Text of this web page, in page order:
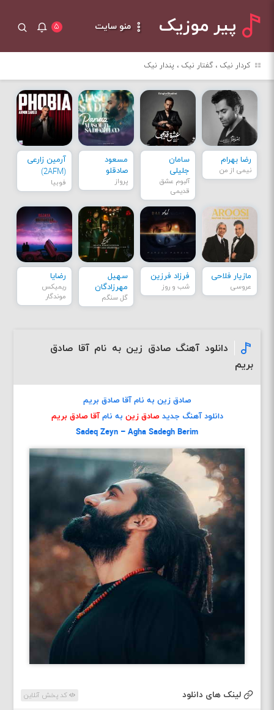
پیر موزیک منو سایت ۵
کردار نیک ، گفتار نیک ، پندار نیک
رضا بهرام
نیمی از من
سامان
جلیلی
آلبوم عشق
قدیمی
مسعود
صادقلو
پرواز
آرمین زارعی
(2AFM)
فوبیا
مازیار فلاحی
عروسی
فرزاد فرزین
شب و روز
سهیل
مهرزادگان
گل سنگم
رضایا
ریمیکس
موندگار
دانلود آهنگ صادق زین به نام آقا صادق
بریم
صادق زین به نام آقا صادق بریم
دانلود آهنگ جدید صادق زین به نامآقا صادق بریم
Sadeq Zeyn – Agha Sadegh Berim
لینک های دانلود کد پخش آنلاین